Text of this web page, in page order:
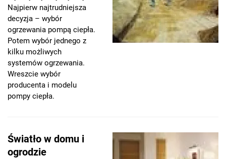
Najpierw najtrudniejsza
decyzja – wybór
ogrzewania pompą ciepła.
Potem wybór jednego z
kilku możliwych
systemów ogrzewania.
Wreszcie wybór
producenta i modelu
pompy ciepła.
Światło w domu i
ogrodzie